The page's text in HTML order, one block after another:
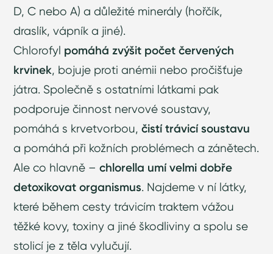
D, C nebo A) a důležité minerály (hořčík,
draslík, vápník a jiné).
Chlorofyl pomáhá zvýšit počet červených
krvinek, bojuje proti anémii nebo pročišťuje
játra. Společně s ostatními látkami pak
podporuje činnost nervové soustavy,
pomáhá s krvetvorbou,čistí trávicí soustavu
a pomáhá při kožních problémech a zánětech.
Ale co hlavně –chlorella umí velmi dobře
detoxikovat organismus. Najdeme v ní látky,
které během cesty trávicím traktem vážou
těžké kovy, toxiny a jiné škodliviny a spolu se
stolicí je z těla vylučují.